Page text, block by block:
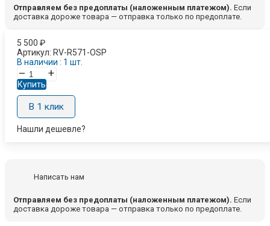
Отправляем без предоплаты (наложенным платежом). Если
доставка дороже товара — отправка только по предоплате.
5 500 ₽
Артикул: RV-R571-OSP
В наличии : 1 шт.
– +
Купить
В 1 клик
Нашли дешевле?
Написать нам
Отправляем без предоплаты (наложенным платежом). Если
доставка дороже товара — отправка только по предоплате.